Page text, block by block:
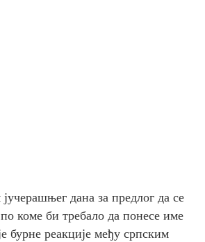
дана за предлог да се
коме би требало да понесе име
бурне реакције међу српским